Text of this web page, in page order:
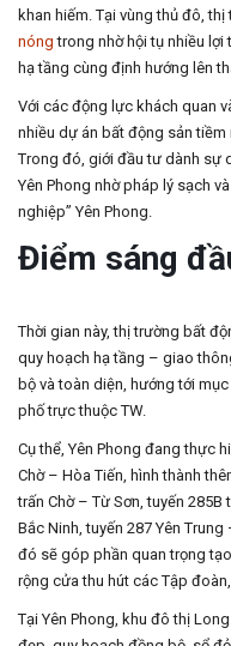
khan hiếm. Tại vùng thủ đô, thị
nóng trong nhờ hội tụ nhiều lợi
hạ tầng cùng định hướng lên
Với các động lực khách quan
nhiều dự án bất động sản
Trong đó, giới đầu tư dành sự
Yên Phong nhờ pháp lý sạch
nghiệp” Yên Phong.
Điểm sáng
Thời gian này, thị trường bất
quy hoạch hạ tầng – giao
bộ và toàn diện, hướng tới
phố trực thuộc TW.
Cụ thể, Yên Phong đang thực
Chờ – Hòa Tiến, hình thành
trấn Chờ – Từ Sơn, tuyến
Bắc Ninh, tuyến 287 Yên
đó sẽ góp phần quan trọng
rộng cửa thu hút các Tập
Tại Yên Phong, khu đô thị